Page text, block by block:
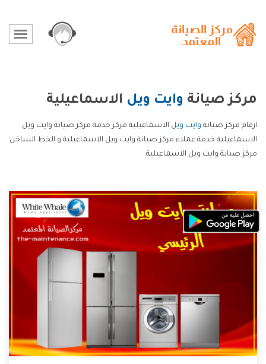
مركز صيانة وايت ويل الاسماعيلية
ارقام مركز صيانة وايت ويل الاسماعيلية مركز خدمة مركز صيانة وايت ويل
الاسماعيلية خدمة عملاء مركز صيانة وايت ويل الاسماعيلية و الخط الساخن
مركز صيانة وايت ويل الاسماعيلية.